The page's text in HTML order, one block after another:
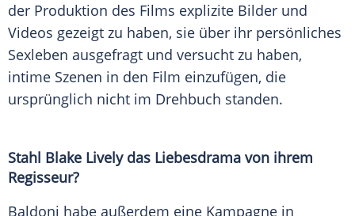
der Produktion des Films explizite Bilder und
Videos gezeigt zu haben, sie über ihr persönliches
Sexleben ausgefragt und versucht zu haben,
intime Szenen in den Film einzufügen, die
ursprünglich nicht im Drehbuch standen.
Stahl Blake Livelydas Liebesdrama von ihrem
Regisseur?
Baldoni habe außerdem eine Kampagne in